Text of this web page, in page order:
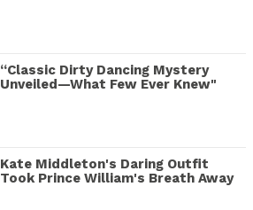
“Classic Dirty Dancing Mystery
Unveiled—What Few Ever Knew"
Kate Middleton's Daring Outfit
Took Prince William's Breath Away